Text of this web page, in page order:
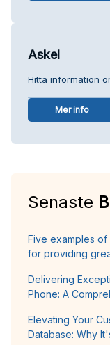
Askel
Hitta information
Mer info
Senaste
Five examples
for providing
Delivering
Phone: A
Elevating Your
Database: Why